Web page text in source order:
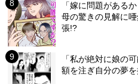
「嫁に問題がある
母の驚きの見解に
張!?
「私が絶対に娘の
額を注ぎ自分の夢